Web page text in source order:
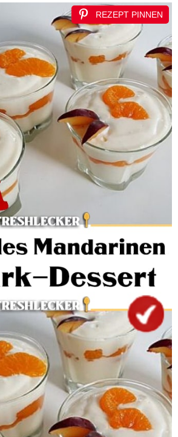
REZEPT PINNEN